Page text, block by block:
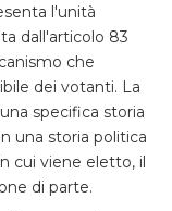
l'unità
dall'articolo 83
che
dei votanti. La
specifica storia
una storia politica
cui viene eletto, il
di parte.